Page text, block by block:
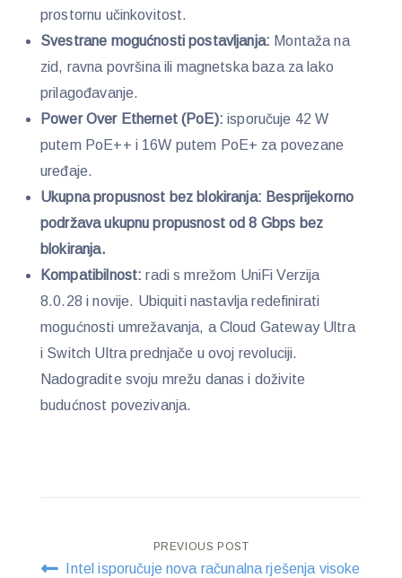
prostornu učinkovitost.
Svestrane mogućnosti postavljanja: Montaža na
zid, ravna površina ili magnetska baza za lako
prilagođavanje.
Power Over Ethernet (PoE):isporučuje 42 W
putem PoE++ i 16W putem PoE+ za povezane
uređaje.
Ukupna propusnost bez blokiranja: Besprijekorno
podržava ukupnu propusnost od 8 Gbps bez
blokiranja.
Kompatibilnost:radi s mrežom UniFi Verzija
8.0.28 i novije. Ubiquiti nastavlja redefinirati
mogućnosti umrežavanja, a Cloud Gateway Ultra
i Switch Ultra prednjače u ovoj revoluciji.
Nadogradite svoju mrežu danas i doživite
budućnost povezivanja.
Post
PREVIOUS POST
Intel isporučuje nova računalna rješenja visoke